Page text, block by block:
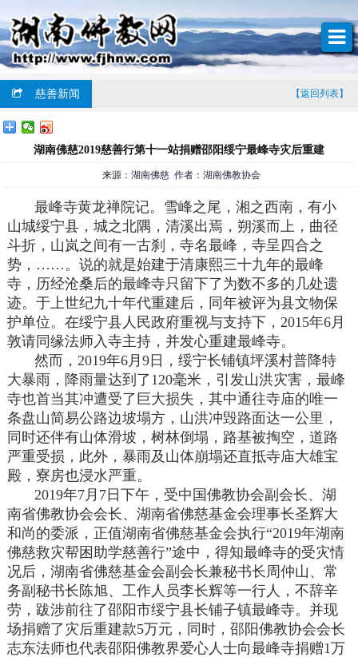
慈善新闻 【返回列表】
湖南佛慈2019慈善行第十一站捐赠邵阳绥宁最峰寺灾后重建
来源：湖南佛慈 作者：湖南佛教协会
最峰寺黄龙禅院记。雪峰之尾，湘之西南，有小
山城绥宁县，城之北隅，清溪出焉，朔溪而上，曲径
斗折，山岚之间有一古刹，寺名最峰，寺呈四合之
势，……。说的就是始建于清康熙三十九年的最峰
寺，历经沧桑后的最峰寺只留下了为数不多的几处遗
迹。于上世纪九十年代重建后，同年被评为县文物保
护单位。在绥宁县人民政府重视与支持下，2015年6月
敦请同缘法师入寺主持，并发心重建最峰寺。
然而，2019年6月9日，绥宁长铺镇坪溪村普降特
大暴雨，降雨量达到了120毫米，引发山洪灾害，最峰
寺也首当其冲遭受了巨大损失，其中通往寺庙的唯一
条盘山简易公路边坡塌方，山洪冲毁路面达一公里，
同时还伴有山体滑坡，树林倒塌，路基被掏空，道路
严重受损，此外，暴雨及山体崩塌还直抵寺庙大雄宝
殿，寮房也浸水严重。
2019年7月7日下午，受中国佛教协会副会长、湖
南省佛教协会会长、湖南省佛慈基金会理事长圣辉大
和尚的委派，正值湖南省佛慈基金会执行“2019年湖南
佛慈救灾帮困助学慈善行”途中，得知最峰寺的受灾情
况后，湖南省佛慈基金会副会长兼秘书长周仲山、常
务副秘书长陈旭、工作人员李长辉等一行人，不辞辛
劳，跋涉前往了邵阳市绥宁县长铺子镇最峰寺。并现
场捐赠了灾后重建款5万元，同时，邵阳佛教协会会长
志东法师也代表邵阳佛教界爱心人士向最峰寺捐赠1万